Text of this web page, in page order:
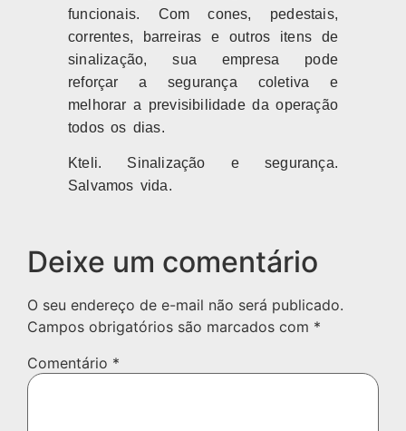
funcionais. Com cones, pedestais,
correntes, barreiras e outros itens de
sinalização, sua empresa pode
reforçar a segurança coletiva e
melhorar a previsibilidade da operação
todos os dias.
Kteli. Sinalização e segurança.
Salvamos vida.
Deixe um comentário
O seu endereço de e-mail não será publicado.
Campos obrigatórios são marcados com *
Comentário *